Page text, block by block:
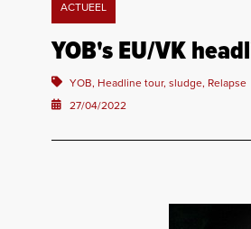
ACTUEEL
YOB's EU/VK
YOB, Headline tour, sludge, Relapse
27/04/2022